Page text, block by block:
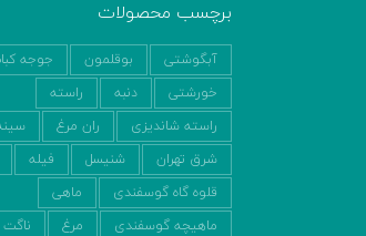
برچسب محصولات
آبگوشتی بوقلمون
جوجه
خورشتی
دنبه
راسته
راسته شاندیزی
ران مرغ
شرق تهران
شنیسل فیله
قلوه گاه گوسفندی
ماهی
ماهیچه گوسفندی
مرغ
ناگت